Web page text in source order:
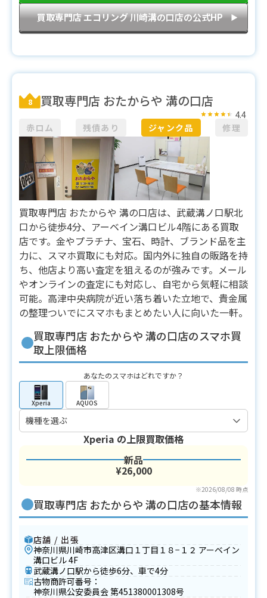
買取専門店 エコリング 川崎溝の口店の公式HP ▶︎
8 買取専門店 おたからや 溝の口店
赤ロム 残債あり ジャンク品 修理
4.4
買取専門店 おたからや 溝の口店は、武蔵溝ノ口駅北
口から徒歩4分、アーベイン溝口ビル4階にある買取
店です。金やプラチナ、宝石、時計、ブランド品を主
力に、スマホ買取にも対応。国内外に独自の販路を持
ち、他店より高い査定を狙えるのが強みです。メール
やオンラインの査定にも対応し、自宅から気軽に相談
可能。高津中央病院が近い落ち着いた立地で、貴金属
の整理ついでにスマホもまとめたい人に向いた一軒。
買取専門店 おたからや 溝の口店のスマホ買
取上限価格
あなたのスマホはどれですか？
Xperia AQUOS
Xperia の上限買取価格
新品
¥26,000
※2026/08/08 時点
買取専門店 おたからや 溝の口店の基本情報
店舗 / 出張
神奈川県川崎市高津区溝口１丁目１８−１２ アーベイン
溝口ビル 4F
武蔵溝ノ口駅から徒歩6分、車で4分
古物商許可番号：
神奈川県公安委員会 第451380001308号